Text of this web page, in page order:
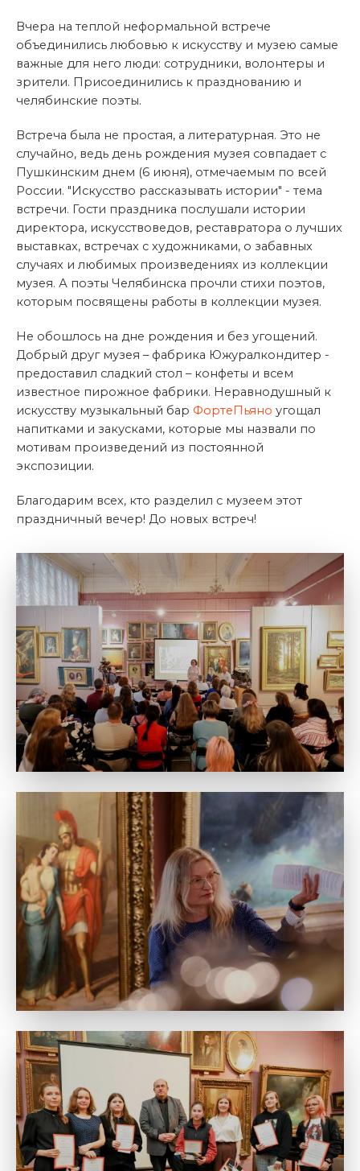
Вчера на теплой неформальной встрече
объединились любовью к искусству и музею самые
важные для него люди: сотрудники, волонтеры и
зрители. Присоединились к празднованию и
челябинские поэты.
Встреча была не простая, а литературная. Это не
случайно, ведь день рождения музея совпадает с
Пушкинским днем (6 июня), отмечаемым по всей
России. "Искусство рассказывать истории" - тема
встречи. Гости праздника послушали истории
директора, искусствоведов, реставратора о лучших
выставках, встречах с художниками, о забавных
случаях и любимых произведениях из коллекции
музея. А поэты Челябинска прочли стихи поэтов,
которым посвящены работы в коллекции музея.
Не обошлось на дне рождения и без угощений.
Добрый друг музея – фабрика Южуралкондитер -
предоставил сладкий стол – конфеты и всем
известное пирожное фабрики. Неравнодушный к
искусству музыкальный бар ФортеПьяно угощал
напитками и закусками, которые мы назвали по
мотивам произведений из постоянной
экспозиции.
Благодарим всех, кто разделил с музеем этот
праздничный вечер! До новых встреч!